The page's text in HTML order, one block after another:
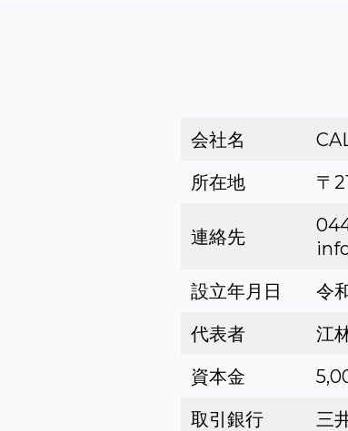
会社名
所在地
〒
連絡先
設立年月日
令
代表者
江
資本金
取引銀行
三